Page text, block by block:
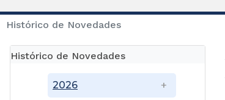
Histórico de Novedades
Histórico de Novedades
2026